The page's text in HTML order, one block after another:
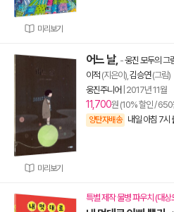
미리보기
미리보기
어느 날, -웅진 모두의 그
이적 (지은이), 김승연(그림)
웅진주니어 2017년 11월
11,700원 (10% 할인 / 650
양탄자배송 내일 아침 7시
특별 제작 물병 파우치 (대